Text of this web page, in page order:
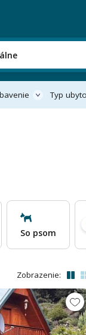
Typ
So psom
Zobrazenie: